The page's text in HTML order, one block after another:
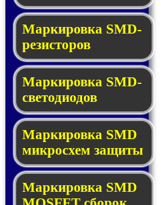
Маркировка SMD-
ре­зис­то­ров
Маркировка SMD-
све­то­дио­дов
Мар­ки­ров­ка SMD
мик­рос­хем защиты
Мар­ки­ров­ка SMD